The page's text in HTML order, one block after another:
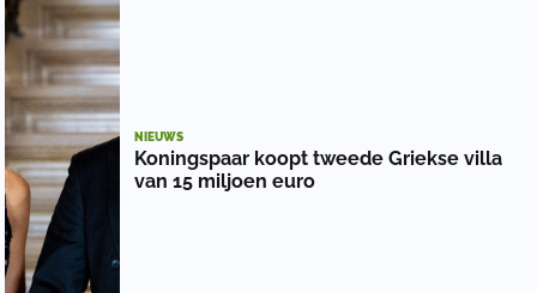
NIEUWS
Koningspaar koopt tweede Griekse villa
van 15 miljoen euro